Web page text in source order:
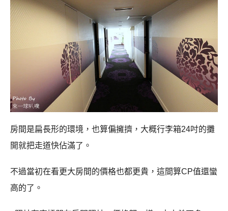
房間是扁長形的環境，也算偏擁擠，大概行李箱24吋的攤
開就把走道快佔滿了。
不過當初在看更大房間的價格也都更貴，這間算CP值還蠻
高的了。